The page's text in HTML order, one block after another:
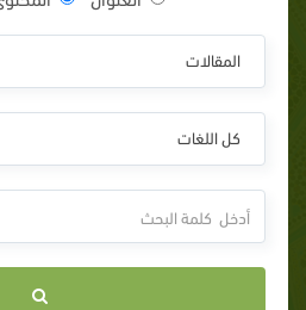
المقالات
كل اللغات